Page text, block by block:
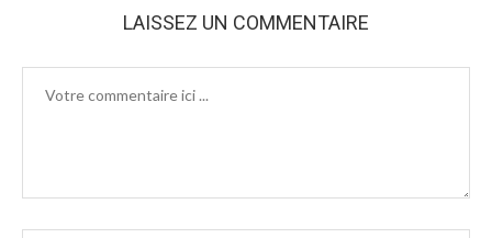
LAISSEZ UN COMMENTAIRE